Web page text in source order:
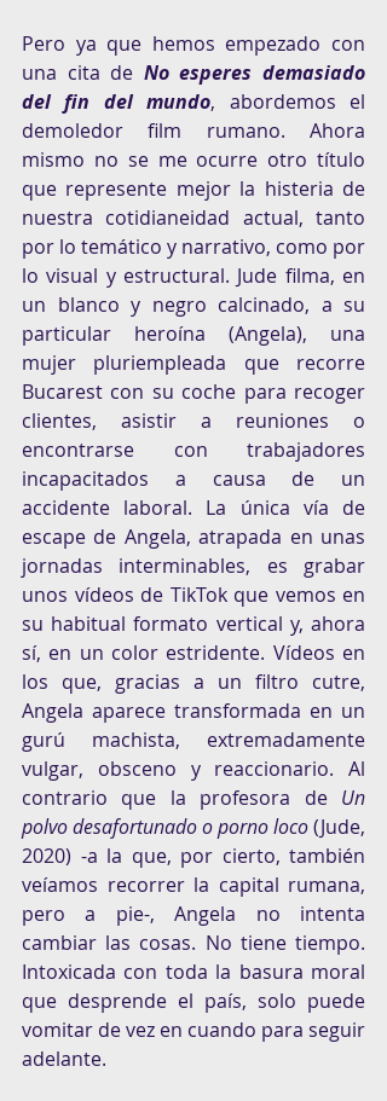
Pero ya que hemos empezado con
una cita de No esperes demasiado
del fin del mundo, abordemos el
demoledor film rumano. Ahora
mismo no se me ocurre otro título
que represente mejor la histeria de
nuestra cotidianeidad actual, tanto
por lo temático y narrativo, como por
lo visual y estructural. Jude filma, en
un blanco y negro calcinado, a su
particular heroína (Angela), una
mujer pluriempleada que recorre
Bucarest con su coche para recoger
clientes, asistir a reuniones o
encontrarse con trabajadores
incapacitados a causa de un
accidente laboral. La única vía de
escape de Angela, atrapada en unas
jornadas interminables, es grabar
unos vídeos de TikTok que vemos en
su habitual formato vertical y, ahora
sí, en un color estridente. Vídeos en
los que, gracias a un filtro cutre,
Angela aparece transformada en un
gurú machista, extremadamente
vulgar, obsceno y reaccionario. Al
contrario que la profesora de Un
polvo desafortunado o porno loco (Jude,
2020) -a la que, por cierto, también
veíamos recorrer la capital rumana,
pero a pie-, Angela no intenta
cambiar las cosas. No tiene tiempo.
Intoxicada con toda la basura moral
que desprende el país, solo puede
vomitar de vez en cuando para seguir
adelante.